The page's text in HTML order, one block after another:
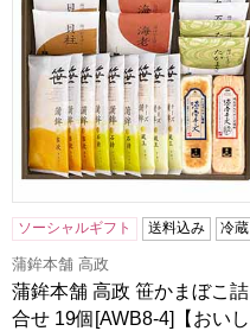
ソーシャルギフト 送料込み 冷蔵
蒲鉾本舗 高政
蒲鉾本舗 高政 笹かまぼこ詰
合せ 19個[AWB8-4]【おいし